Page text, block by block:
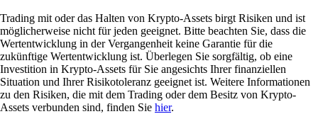
Trading mit oder das Halten von Krypto-Assets birgt Risiken und ist
möglicherweise nicht für jeden geeignet. Bitte beachten Sie, dass die
Wertentwicklung in der Vergangenheit keine Garantie für die
zukünftige Wertentwicklung ist. Überlegen Sie sorgfältig, ob eine
Investition in Krypto-Assets für Sie angesichts Ihrer finanziellen
Situation und Ihrer Risikotoleranz geeignet ist. Weitere Informationen
zu den Risiken, die mit dem Trading oder dem Besitz von Krypto-
Assets verbunden sind, finden Sie hier.